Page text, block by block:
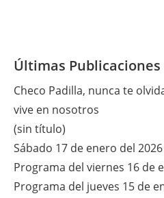
Últimas Publicaciones
Checo Padilla, nunca te
vive en nosotros
(sin título)
Sábado 17 de enero del 2026
Programa del viernes 16 de
Programa del jueves 15 de